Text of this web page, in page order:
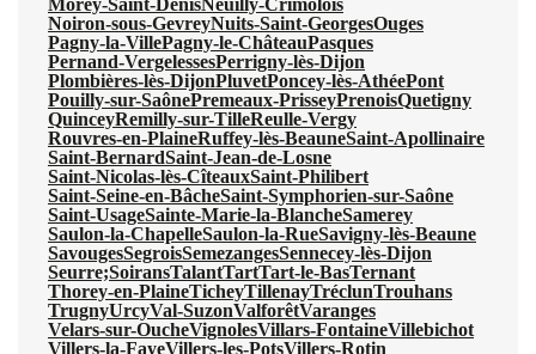
Morey-Saint-DenisNeuilly-Crimolois
Noiron-sous-GevreyNuits-Saint-GeorgesOuges
Pagny-la-VillePagny-le-ChâteauPasques
Pernand-VergelessesPerrigny-lès-Dijon
Plombières-lès-DijonPluvetPoncey-lès-AthéePont
Pouilly-sur-SaônePremeaux-PrisseyPrenoisQuetigny
QuinceyRemilly-sur-TilleReulle-Vergy
Rouvres-en-PlaineRuffey-lès-BeauneSaint-Apollinaire
Saint-BernardSaint-Jean-de-Losne
Saint-Nicolas-lès-CîteauxSaint-Philibert
Saint-Seine-en-BâcheSaint-Symphorien-sur-Saône
Saint-UsageSainte-Marie-la-BlancheSamerey
Saulon-la-ChapelleSaulon-la-RueSavigny-lès-Beaune
SavougesSegroisSemezangesSennecey-lès-Dijon
Seurre;SoiransTalantTartTart-le-BasTernant
Thorey-en-PlaineTicheyTillenayTréclunTrouhans
TrugnyUrcyVal-SuzonValforêtVaranges
Velars-sur-OucheVignolesVillars-FontaineVillebichot
Villers-la-FayeVillers-les-PotsVillers-Rotin